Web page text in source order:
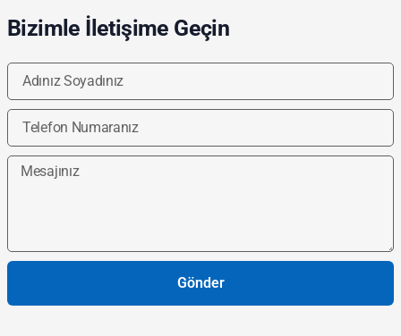
Bizimle İletişime Geçin
Gönder